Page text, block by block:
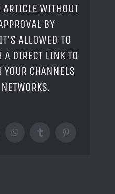
WITHOUT
BY
ALLOWED TO
A DIRECT LINK TO
CHANNELS
WhatsAppTumblrPinterest